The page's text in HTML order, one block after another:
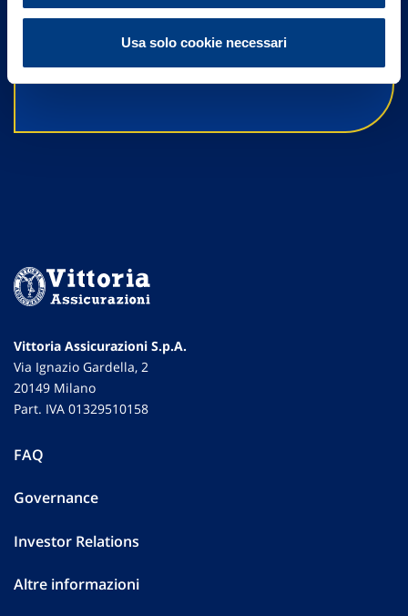
Usa solo cookie necessari
un nostro Agente.
Vittoria Assicurazioni S.p.A.
Via Ignazio Gardella, 2
20149 Milano
Part. IVA 01329510158
FAQ
Governance
Investor Relations
Altre informazioni